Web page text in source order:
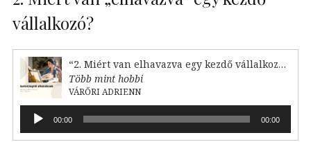
vállalkozó?
“2. Miért van elhavazva egy kezdő vállalkozó?”
Több mint hobbi
VÁRŐRI ADRIENN
Audió
lejátszó00:00 00:00